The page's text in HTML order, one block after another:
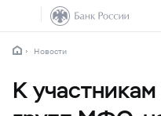
Новости
К